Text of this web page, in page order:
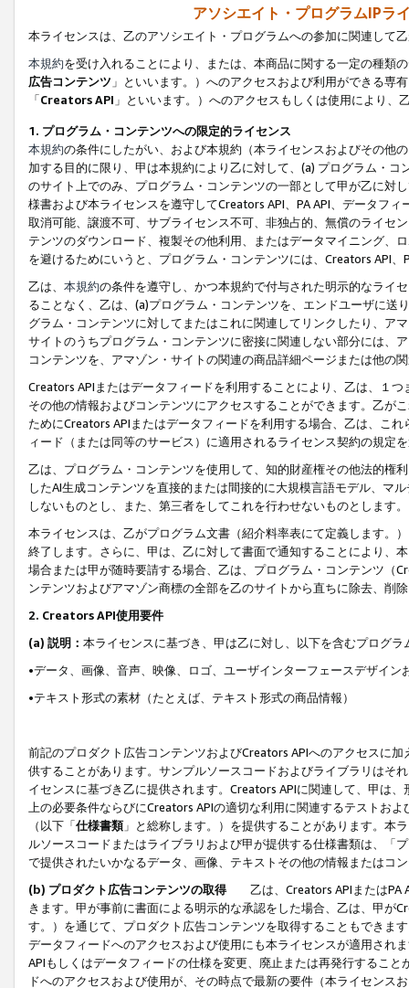
アソシエイト・プログラムIPラ
本ライセンスは、乙のアソシエイト・プログラムへの参加に関連して
本規約を受け入れることにより、または、本商品に関する一定の種類
広告コンテンツ 」といいます。）へのアクセスおよび利用ができる専
「Creators API 」といいます。）へのアクセスもしくは使用により
1. プログラム・コンテンツへの限定的ライセンス
本規約の条件にしたがい、および本規約（本ライセンスおよびその他
加する目的に限り、甲は本規約により乙に対して、(a) プログラム・
のサイト上でのみ、プログラム・コンテンツの一部として甲が乙に対
様書および本ライセンスを遵守してCreators API、PA API、データフ
取消可能、譲渡不可、サブライセンス不可、非独占的、無償のライセ
テンツのダウンロード、複製その他利用、またはデータマイニング、
を避けるためにいうと、プログラム・コンテンツには、Creators API
乙は、 本規約の条件を遵守し、かつ本規約で付与された明示的なライ
ることなく、乙は、(a)プログラム・コンテンツを、エンドユーザに
グラム・コンテンツに対してまたはこれに関連してリンクしたり、ア
サイトのうちプログラム・コンテンツに密接に関連しない部分には、
コンテンツを、アマゾン・サイトの関連の商品詳細ページまたは他の
Creators APIまたはデータフィードを利用することにより、乙は、１
その他の情報およびコンテンツにアクセスすることができます。乙が
ためにCreators APIまたはデータフィードを利用する場合、乙は、こ
ィード（または同等のサービス）に適用されるライセンス契約の規定
乙は、プログラム・コンテンツを使用して、知的財産権その他法的権
したAI生成コンテンツを直接的または間接的に大規模言語モデル、マ
しないものとし、また、第三者をしてこれを行わせないものとします。
本ライセンスは、乙がプログラム文書（紹介料率表にて定義します。
終了します。さらに、甲は、乙に対して書面で通知することにより、
場合または甲が随時要請する場合、乙は、プログラム・コンテンツ（
ンテンツおよびアマゾン商標の全部を乙のサイトから直ちに除去、削
2. Creators API使用要件
(a) 説明： 本ライセンスに基づき、甲は乙に対し、以下を含むプログ
•データ、画像、音声、映像、ロゴ、ユーザインターフェースデザイ
•テキスト形式の素材（たとえば、テキスト形式の商品情報）
前記のプロダクト広告コンテンツおよびCreators APIへのアクセスに
供することがあります。サンプルソースコードおよびライブラリはそ
イセンスに基づき乙に提供されます。Creators APIに関連して、甲は
上の必要条件ならびにCreators APIの適切な利用に関連するテストお
（以下「仕様書類」と総称します。）を提供することがあります。本
ルソースコードまたはライブラリおよび甲が提供する仕様書類は、「
で提供されたいかなるデータ、画像、テキストその他の情報またはコ
(b) プロダクト広告コンテンツの取得
乙は、Creators APIまたはPA
きます。甲が事前に書面による明示的な承認をした場合、乙は、甲が
す。）を通じて、プロダクト広告コンテンツを取得することもできま
データフィードへのアクセスおよび使用にも本ライセンスが適用され
APIもしくはデータフィードの仕様を変更、廃止または再発行するこ
ドへのアクセスおよび使用が、その時点で最新の要件（本ライセン